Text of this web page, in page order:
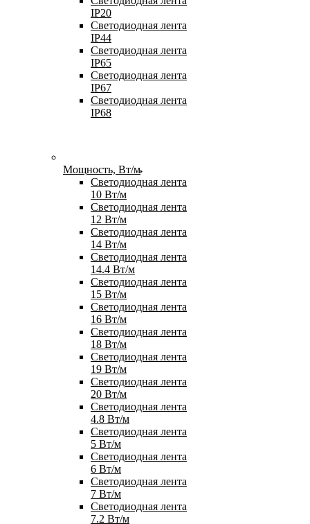
IP20
Светодиодная лента
IP44
Светодиодная лента
IP65
Светодиодная лента
IP67
Светодиодная лента
IP68
Мощность, Вт/м
Светодиодная лента
10 Вт/м
Светодиодная лента
12 Вт/м
Светодиодная лента
14 Вт/м
Светодиодная лента
14.4 Вт/м
Светодиодная лента
15 Вт/м
Светодиодная лента
16 Вт/м
Светодиодная лента
18 Вт/м
Светодиодная лента
19 Вт/м
Светодиодная лента
20 Вт/м
Светодиодная лента
4.8 Вт/м
Светодиодная лента
5 Вт/м
Светодиодная лента
6 Вт/м
Светодиодная лента
7 Вт/м
Светодиодная лента
7.2 Вт/м